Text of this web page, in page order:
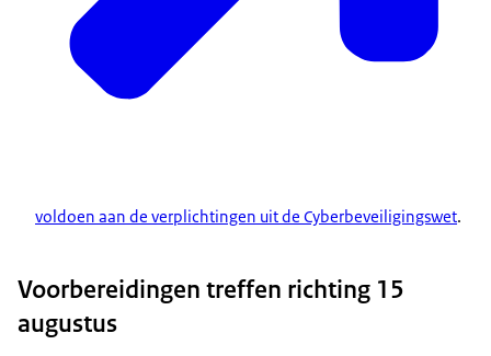
voldoen aan de verplichtingen uit de Cyberbeveiligingswet.
Voorbereidingen treffen richting 15
augustus